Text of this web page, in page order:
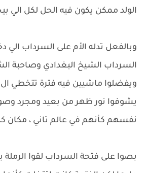
الولد ممكن يكون فيه الحل لكل الي
وبالفعل تدله الأم على السرداب الي
السرداب الشيخ البغدادي وصاحبة
يشوفوا نور ظهر من بعيد ومجرد
نفسهم كأنهم في عالم تاني ، مكان
بصوا على فتحة السرداب لقوا الرملة